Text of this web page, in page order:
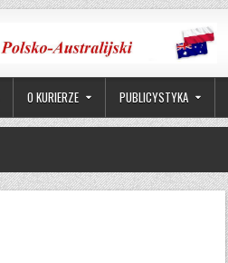
O KURIERZE PUBLICYSTYKA